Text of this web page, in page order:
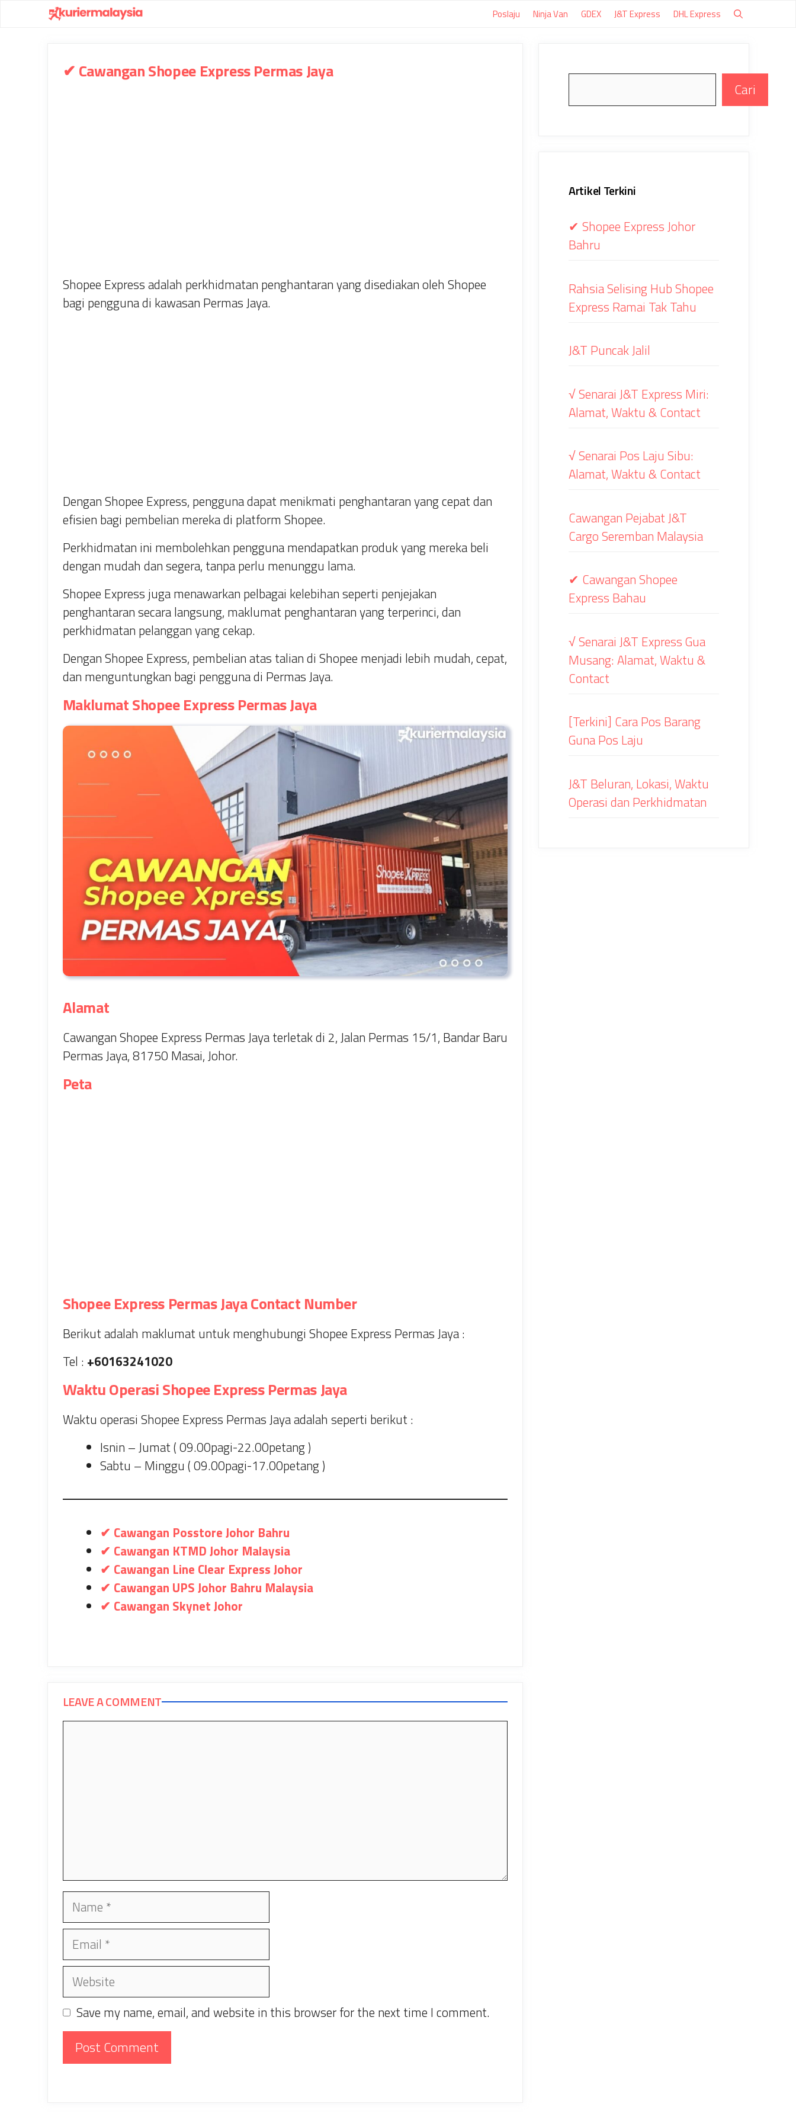
Poslaju Ninja Van GDEX J&T Express DHL Express
✔ Cawangan Shopee Express Permas Jaya
Shopee Express adalah perkhidmatan penghantaran yang disediakan oleh Shopee
bagi pengguna di kawasan Permas Jaya.
Dengan Shopee Express, pengguna dapat menikmati penghantaran yang cepat dan
efisien bagi pembelian mereka di platform Shopee.
Perkhidmatan ini membolehkan pengguna mendapatkan produk yang mereka beli
dengan mudah dan segera, tanpa perlu menunggu lama.
Shopee Express juga menawarkan pelbagai kelebihan seperti penjejakan
penghantaran secara langsung, maklumat penghantaran yang terperinci, dan
perkhidmatan pelanggan yang cekap.
Dengan Shopee Express, pembelian atas talian di Shopee menjadi lebih mudah, cepat,
dan menguntungkan bagi pengguna di Permas Jaya.
Maklumat Shopee Express Permas Jaya
Alamat
Cawangan Shopee Express Permas Jaya terletak di 2, Jalan Permas 15/1, Bandar Baru
Permas Jaya, 81750 Masai, Johor.
Peta
Shopee Express Permas Jaya Contact Number
Berikut adalah maklumat untuk menghubungi Shopee Express Permas Jaya :
Tel : +60163241020
Waktu Operasi Shopee Express Permas Jaya
Waktu operasi Shopee Express Permas Jaya adalah seperti berikut :
Isnin – Jumat ( 09.00pagi-22.00petang )
Sabtu – Minggu ( 09.00pagi-17.00petang )
✔ Cawangan Posstore Johor Bahru
✔ Cawangan KTMD Johor Malaysia
✔ Cawangan Line Clear Express Johor
✔ Cawangan UPS Johor Bahru Malaysia
✔ Cawangan Skynet Johor
LEAVE A COMMENT
Name
Email
Website
Save my name, email, and website in this browser for the next time I comment.
Cari
Artikel Terkini
✔ Shopee Express Johor
Bahru
Rahsia Selising Hub Shopee
Express Ramai Tak Tahu
J&T Puncak Jalil
√ Senarai J&T Express Miri:
Alamat, Waktu & Contact
√ Senarai Pos Laju Sibu:
Alamat, Waktu & Contact
Cawangan Pejabat J&T
Cargo Seremban Malaysia
✔ Cawangan Shopee
Express Bahau
√ Senarai J&T Express Gua
Musang: Alamat, Waktu &
Contact
[Terkini] Cara Pos Barang
Guna Pos Laju
J&T Beluran, Lokasi, Waktu
Operasi dan Perkhidmatan